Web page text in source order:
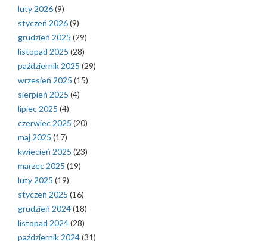
luty 2026(9)
styczeń 2026(9)
grudzień 2025 (29)
listopad 2025 (28)
październik 2025 (29)
wrzesień 2025 (15)
sierpień 2025 (4)
lipiec 2025 (4)
czerwiec 2025 (20)
maj 2025 (17)
kwiecień 2025 (23)
marzec 2025 (19)
luty 2025 (19)
styczeń 2025 (16)
grudzień 2024(18)
listopad 2024(28)
październik 2024(31)